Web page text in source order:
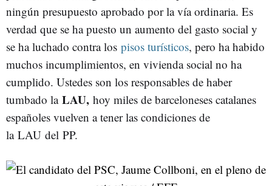
ningún presupuesto aprobado por la vía ordinaria. Es
verdad que se ha puesto un aumento del gasto social y
se ha luchado contra los pisos turísticos, pero ha habido
muchos incumplimientos, en vivienda social no ha
cumplido. Ustedes son los responsables de haber
tumbado la LAU, hoy miles de barceloneses catalanes
españoles vuelven a tener las condiciones de
la LAU del PP.